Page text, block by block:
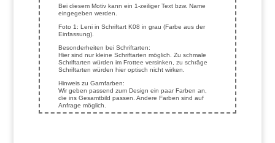
Bei diesem Motiv kann ein 1-zeiliger Text bzw. Name
eingegeben werden.
Foto 1: Leni in Schriftart K08 in grau (Farbe aus der
Einfassung).
Besonderheiten bei Schriftarten:
Hier sind nur kleine Schriftarten möglich. Zu schmale
Schriftarten würden im Frottee versinken, zu schräge
Schriftarten würden hier optisch nicht wirken.
Hinweis zu Garnfarben:
Wir geben passend zum Design ein paar Farben an,
die ins Gesamtbild passen. Andere Farben sind auf
Anfrage möglich.